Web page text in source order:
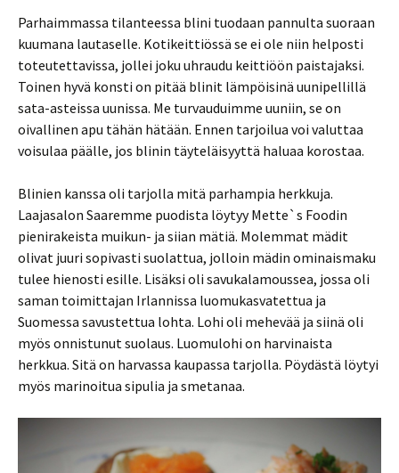
Parhaimmassa tilanteessa blini tuodaan pannulta suoraan
kuumana lautaselle. Kotikeittiössä se ei ole niin helposti
toteutettavissa, jollei joku uhraudu keittiöön paistajaksi.
Toinen hyvä konsti on pitää blinit lämpöisinä uunipellillä
sata-asteissa uunissa. Me turvauduimme uuniin, se on
oivallinen apu tähän hätään. Ennen tarjoilua voi valuttaa
voisulaa päälle, jos blinin täyteläisyyttä haluaa korostaa.
Blinien kanssa oli tarjolla mitä parhampia herkkuja.
Laajasalon Saaremme puodista löytyy Mette`s Foodin
pienirakeista muikun- ja siian mätiä. Molemmat mädit
olivat juuri sopivasti suolattua, jolloin mädin ominaismaku
tulee hienosti esille. Lisäksi oli savukalamoussea, jossa oli
saman toimittajan Irlannissa luomukasvatettua ja
Suomessa savustettua lohta. Lohi oli mehevää ja siinä oli
myös onnistunut suolaus. Luomulohi on harvinaista
herkkua. Sitä on harvassa kaupassa tarjolla. Pöydästä löytyi
myös marinoitua sipulia ja smetanaa.